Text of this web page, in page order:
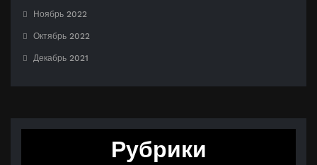
Ноябрь 2022
Октябрь 2022
Декабрь 2021
Рубрики